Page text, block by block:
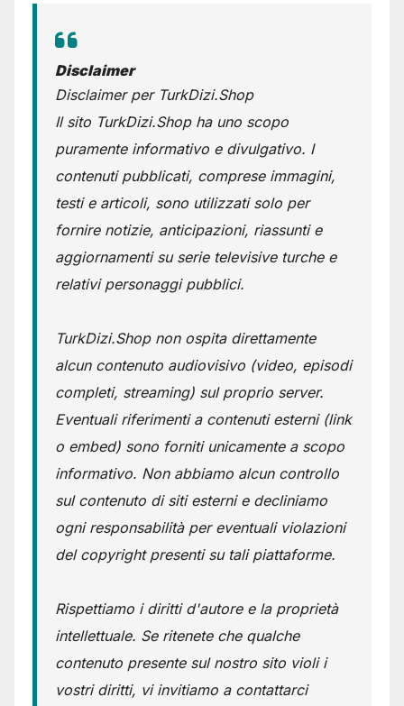
Disclaimer
Disclaimer per TurkDizi.Shop
Il sito TurkDizi.Shop ha uno scopo
puramente informativo e divulgativo. I
contenuti pubblicati, comprese immagini,
testi e articoli, sono utilizzati solo per
fornire notizie, anticipazioni, riassunti e
aggiornamenti su serie televisive turche e
relativi personaggi pubblici.
TurkDizi.Shop non ospita direttamente
alcun contenuto audiovisivo (video, episodi
completi, streaming) sul proprio server.
Eventuali riferimenti a contenuti esterni (link
o embed) sono forniti unicamente a scopo
informativo. Non abbiamo alcun controllo
sul contenuto di siti esterni e decliniamo
ogni responsabilità per eventuali violazioni
del copyright presenti su tali piattaforme.
Rispettiamo i diritti d'autore e la proprietà
intellettuale. Se ritenete che qualche
contenuto presente sul nostro sito violi i
vostri diritti, vi invitiamo a contattarci